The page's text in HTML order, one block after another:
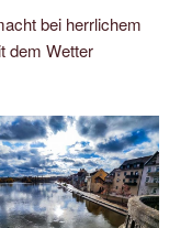
bei herrlichem
dem Wetter